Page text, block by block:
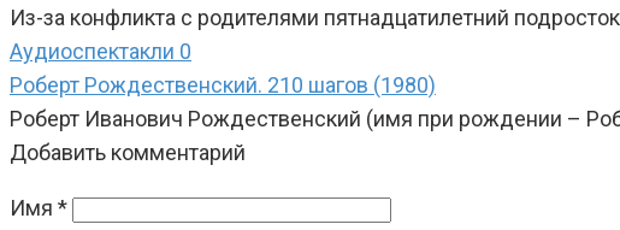
Из-за конфликта с родителями пятнадцатилетний
Аудиоспектакли 0
Роберт Рождественский. 210 шагов (1980)
Роберт Иванович Рождественский (имя при рождении –
Добавить комментарий
Имя *